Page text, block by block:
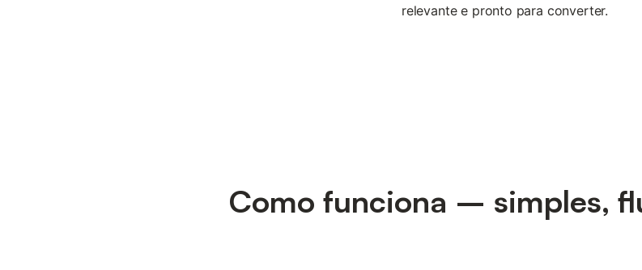
relevante e pronto para converter.
Como funciona – simples,